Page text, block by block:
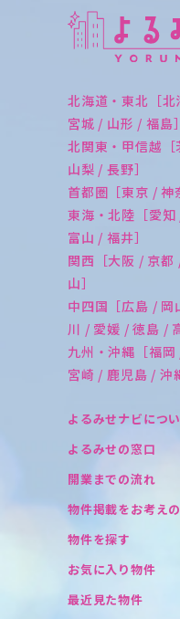
北海道・東北［
宮城 / 山形 / 福島］
北関東・甲信越
山梨 / 長野］
首都圏［東京 / 神
東海・北陸［愛
富山 / 福井］
関西［大阪 / 京
山］
中四国［広島 /
川 / 愛媛 / 徳島 /
九州・沖縄［福
宮崎 / 鹿児島 / 沖
よるみせナビにつ
よるみせの窓口
開業までの流れ
物件掲載をお考え
物件を探す
お気に入り物件
最近見た物件